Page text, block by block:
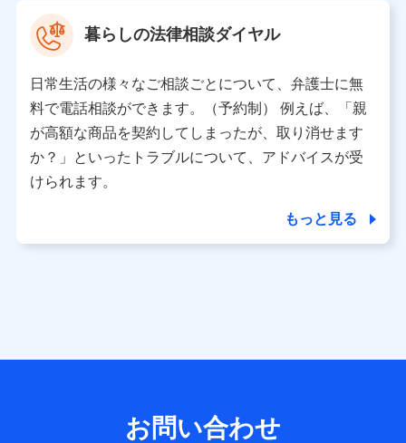
氏名、電話番号、メールアドレス、お客さまの識別子、属
性、連絡先、dポイントサービスのご利用に関する情報。例
として、dポイントカード番号、性別、年齢、家族構成、住
所、dポイント残高、dポイント利用履歴などが含まれます。
利用情報
当社又は株式会社NTTドコモが提供する各種サービスなどの
ご契約・ご利用などに関する情報。例として、当社又は株式
会社NTTドコモが提供する各種サービスのご契約状態・ご利
用履歴インターネット利用時の行動に関する情報、アプリケ
ーション利用時の行動に関する情報、購入されたサービスや
当社又は株式会社NTTドコモが提供する保険関連サービスに
送信履歴などの情報）が含まれます。
暮らしの法律相談ダイヤル
日常生活の様々なご相談ごとについて、弁護士に無
料で電話相談ができます。（予約制） 例えば、「親
が高額な商品を契約してしまったが、取り消せます
か？」といったトラブルについて、アドバイスが受
けられます。
もっと見る
お問い合わせ